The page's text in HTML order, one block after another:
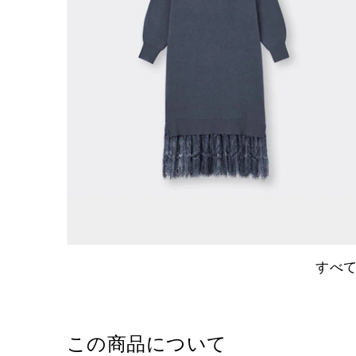
すべ
この商品について